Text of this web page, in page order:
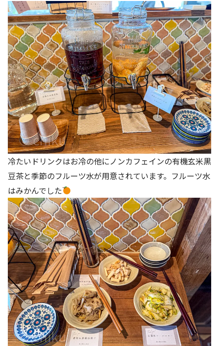
冷たいドリンクはお冷の他にノンカフェインの有機玄米黒
豆茶と季節のフルーツ水が用意されています。フルーツ水
はみかんでした